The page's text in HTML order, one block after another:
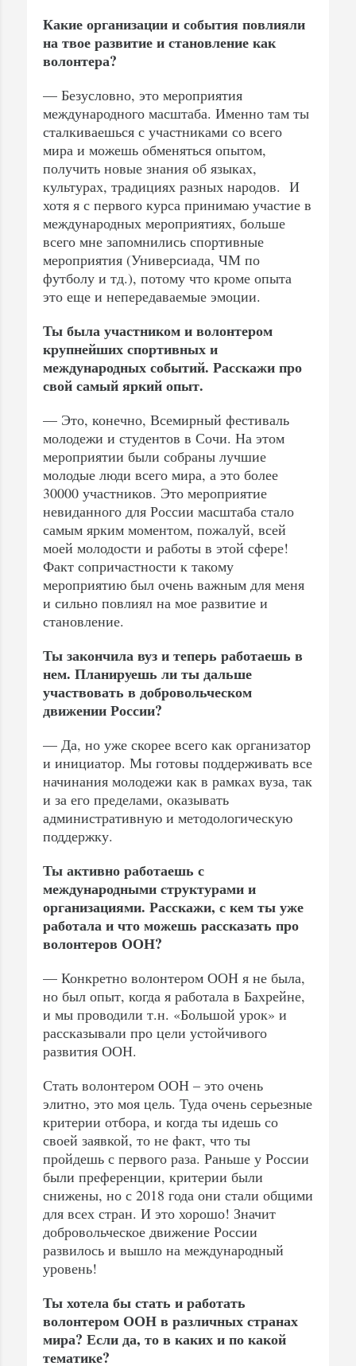
Какие организации и события повлияли
на твое развитие и становление как
волонтера?
— Безусловно, это мероприятия
международного масштаба. Именно там ты
сталкиваешься с участниками со всего
мира и можешь обменяться опытом,
получить новые знания об языках,
культурах, традициях разных народов. И
хотя я с первого курса принимаю участие в
международных мероприятиях, больше
всего мне запомнились спортивные
мероприятия (Универсиада, ЧМ по
футболу и тд.), потому что кроме опыта
это еще и непередаваемые эмоции.
Ты была участником и волонтером
крупнейших спортивных и
международных событий. Расскажи про
свой самый яркий опыт.
— Это, конечно, Всемирный фестиваль
молодежи и студентов в Сочи. На этом
мероприятии были собраны лучшие
молодые люди всего мира, а это более
30000 участников. Это мероприятие
невиданного для России масштаба стало
самым ярким моментом, пожалуй, всей
моей молодости и работы в этой сфере!
Факт сопричастности к такому
мероприятию был очень важным для меня
и сильно повлиял на мое развитие и
становление.
Ты закончила вуз и теперь работаешь в
нем. Планируешь ли ты дальше
участвовать в добровольческом
движении России?
— Да, но уже скорее всего как организатор
и инициатор. Мы готовы поддерживать все
начинания молодежи как в рамках вуза, так
и за его пределами, оказывать
административную и методологическую
поддержку.
Ты активно работаешь с
международными структурами и
организациями. Расскажи, с кем ты уже
работала и что можешь рассказать про
волонтеров ООН?
— Конкретно волонтером ООН я не была,
но был опыт, когда я работала в Бахрейне,
и мы проводили т.н. «Большой урок» и
рассказывали про цели устойчивого
развития ООН.
Стать волонтером ООН – это очень
элитно, это моя цель. Туда очень серьезные
критерии отбора, и когда ты идешь со
своей заявкой, то не факт, что ты
пройдешь с первого раза. Раньше у России
были преференции, критерии были
снижены, но с 2018 года они стали общими
для всех стран. И это хорошо! Значит
добровольческое движение России
развилось и вышло на международный
уровень!
Ты хотела бы стать и работать
волонтером ООН в различных странах
мира? Если да, то в каких и по какой
тематике?